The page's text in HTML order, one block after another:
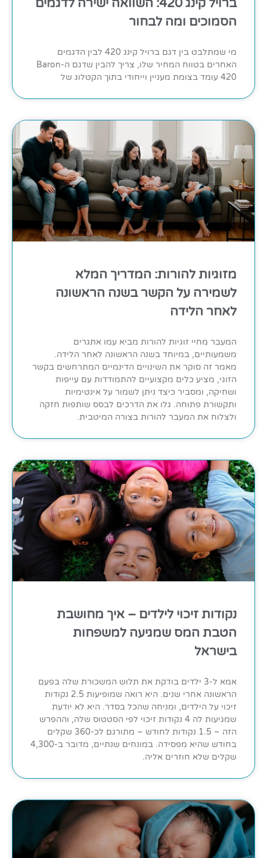
ברויל קינג 420: השוואה ישירה לדגמים
הסמוכים ומה לבחור
מי שמתלבט בין דגם ברויל קינג 420 לבין הדגמים
האחרים בטווח המחיר שלו, צריך להבין שדגם ה-Baron
420 עומד בצומת מעניין וייחודי בתוך הקטלוג של
מזוגיות להורות: המדריך המלא
לשמירה על הקשר בשנה הראשונה
לאחר הלידה
המעבר מחיי זוגיות להורות מביא עמו אתגרים
משמעותיים, במיוחד בשנה הראשונה לאחר הלידה.
מאמר זה סוקר את השינויים הדינמיים המתרחשים בקשר
הזוגי, מציע כלים מקצועיים להתמודדות עם עייפות
ושחיקה, ומסביר כיצד ניתן לשמור על אינטימיות
ותקשורת פתוחה. גלו את הדרכים לבסס שותפות חזקה
ולצלוח את המעבר להורות בצורה המיטבית.
נקודות זיכוי לילדים – איך מחושבת
הטבת המס שמגיעה למשפחות
בישראל
אמא ל-3 ילדים בודקת את תלוש המשכורת שלה בפעם
הראשונה אחרי שנים. היא רואה שמופיעות 2.5 נקודות
זיכוי על הילדים, ומניחה שהכל בסדר. היא לא יודעת
שמגיעות לה 4 נקודות זיכוי לפי הסטטוס שלה, וההפרש
הזה – 1.5 נקודות לחודש – מתורגם לכ-360 שקלים
בחודש שהיא מפסידה. במונחים שנתיים, מדובר ב-4,300
שקלים שלא חוזרים אליה.